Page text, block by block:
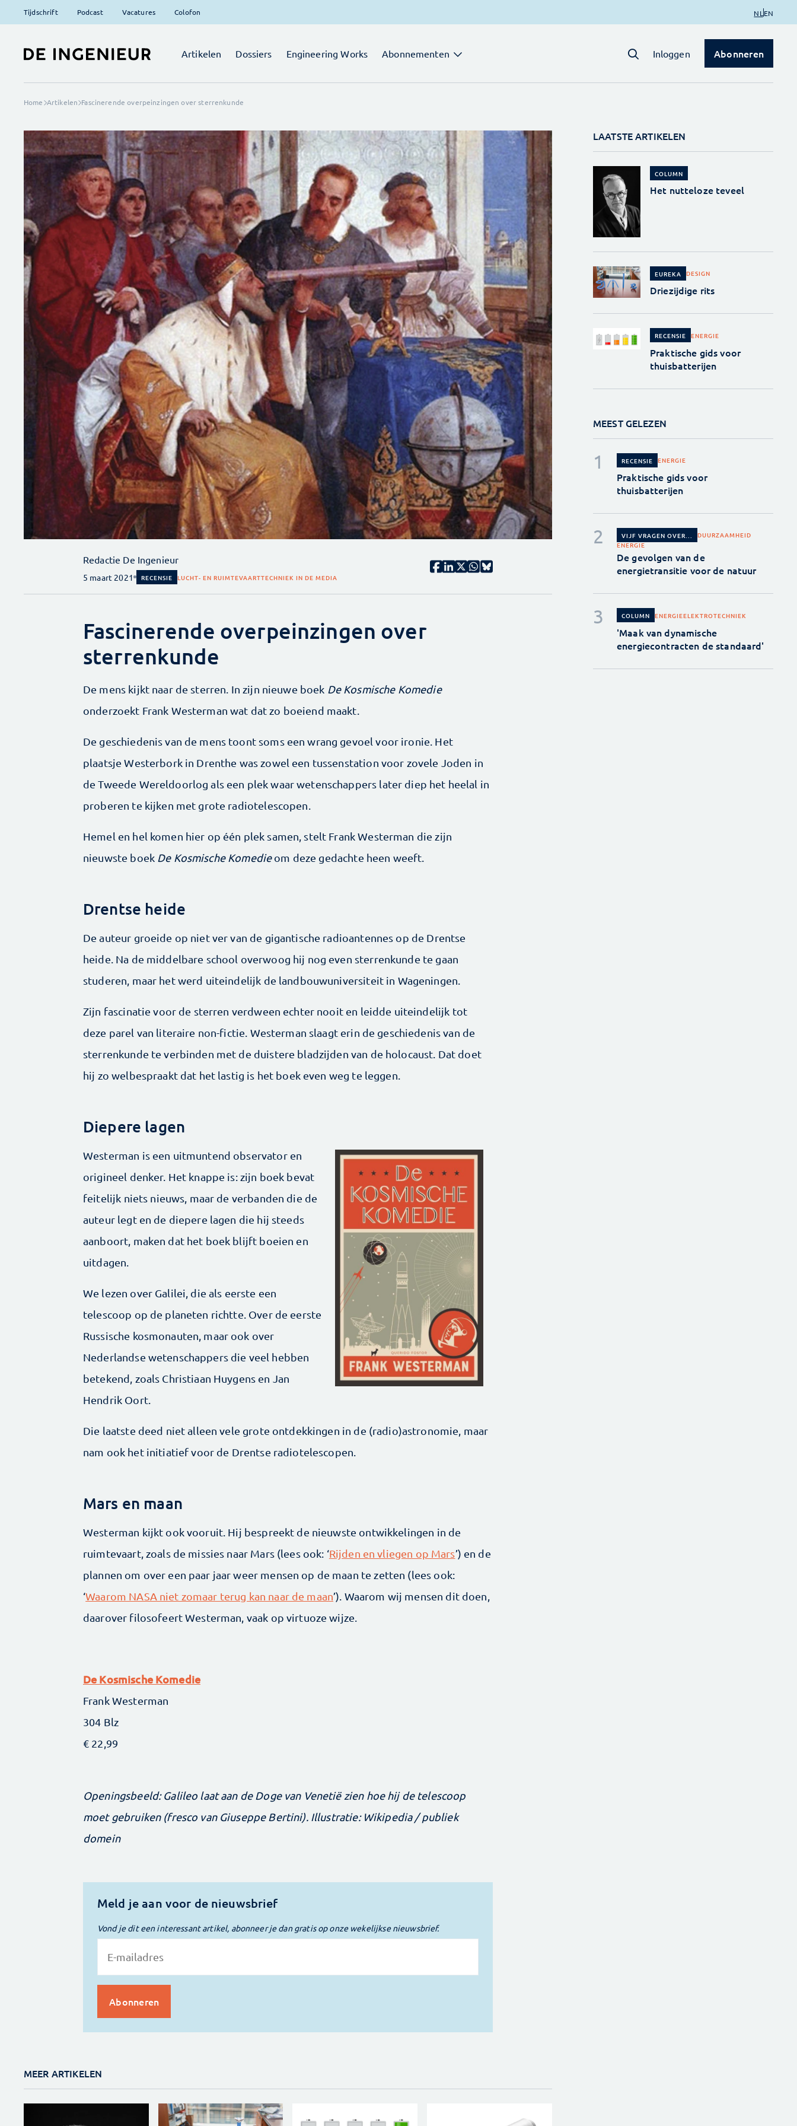
Tijdschrift Podcast Vacatures Colofon NL EN
Artikelen Dossiers Engineering Works Abonnementen Inloggen Abonneren
Home Artikelen Fascinerende overpeinzingen over sterrenkunde
Redactie De Ingenieur
5 maart 2021 RECENSIE LUCHT- EN RUIMTEVAARTTECHNIEK IN DE MEDIA
Fascinerende overpeinzingen over
sterrenkunde
De mens kijkt naar de sterren. In zijn nieuwe boek De Kosmische Komedie
onderzoekt Frank Westerman wat dat zo boeiend maakt.
De geschiedenis van de mens toont soms een wrang gevoel voor ironie. Het
plaatsje Westerbork in Drenthe was zowel een tussenstation voor zovele Joden in
de Tweede Wereldoorlog als een plek waar wetenschappers later diep het heelal in
proberen te kijken met grote radiotelescopen.
Hemel en hel komen hier op één plek samen, stelt Frank Westerman die zijn
nieuwste boek De Kosmische Komedieom deze gedachte heen weeft.
Drentse heide
De auteur groeide op niet ver van de gigantische radioantennes op de Drentse
heide. Na de middelbare school overwoog hij nog even sterrenkunde te gaan
studeren, maar het werd uiteindelijk de landbouwuniversiteit in Wageningen.
Zijn fascinatie voor de sterren verdween echter nooit en leidde uiteindelijk tot
deze parel van literaire non-fictie. Westerman slaagt erin de geschiedenis van de
sterrenkunde te verbinden met de duistere bladzijden van de holocaust. Dat doet
hij zo welbespraakt dat het lastig is het boek even weg te leggen.
Diepere lagen
Westerman is een uitmuntend observator en
origineel denker. Het knappe is: zijn boek bevat
feitelijk niets nieuws, maar de verbanden die de
auteur legt en de diepere lagen die hij steeds
aanboort, maken dat het boek blijft boeien en
uitdagen.
We lezen over Galilei, die als eerste een
telescoop op de planeten richtte. Over de eerste
Russische kosmonauten, maar ook over
Nederlandse wetenschappers die veel hebben
betekend, zoals Christiaan Huygens en Jan
Hendrik Oort.
Die laatste deed niet alleen vele grote ontdekkingen in de (radio)astronomie, maar
nam ook het initiatief voor de Drentse radiotelescopen.
Mars en maan
Westerman kijkt ook vooruit. Hij bespreekt de nieuwste ontwikkelingen in de
ruimtevaart, zoals de missies naar Mars (lees ook: ‘Rijden en vliegen op Mars’) en de
plannen om over een paar jaar weer mensen op de maan te zetten (lees ook:
‘Waarom NASA niet zomaar terug kan naar de maan’). Waarom wij mensen dit doen,
daarover filosofeert Westerman, vaak op virtuoze wijze.
De Kosmische Komedie
Frank Westerman
304 Blz
€ 22,99
Openingsbeeld: Galileo laat aan de Doge van Venetië zien hoe hij de telescoop
moet gebruiken (fresco van Giuseppe Bertini). Illustratie: Wikipedia / publiek
domein
Meld je aan voor de nieuwsbrief
Vond je dit een interessant artikel, abonneer je dan gratis op onze wekelijkse nieuwsbrief.
MEER ARTIKELEN
LAATSTE ARTIKELEN
COLUMN
Het nutteloze teveel
EUREKA DESIGN
Driezijdige rits
RECENSIE ENERGIE
Praktische gids voor
thuisbatterijen
MEEST GELEZEN
RECENSIE ENERGIE
Praktische gids voor
thuisbatterijen
VIJF VRAGEN OVER...
DUURZAAMHEID
ENERGIE
De gevolgen van de
energietransitie voor de natuur
COLUMN ENERGIEELEKTROTECHNIEK
'Maak van dynamische
energiecontracten de standaard'